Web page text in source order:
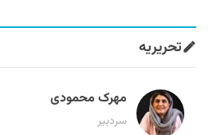
تحریریه
مهرک محمودی
سردبیر